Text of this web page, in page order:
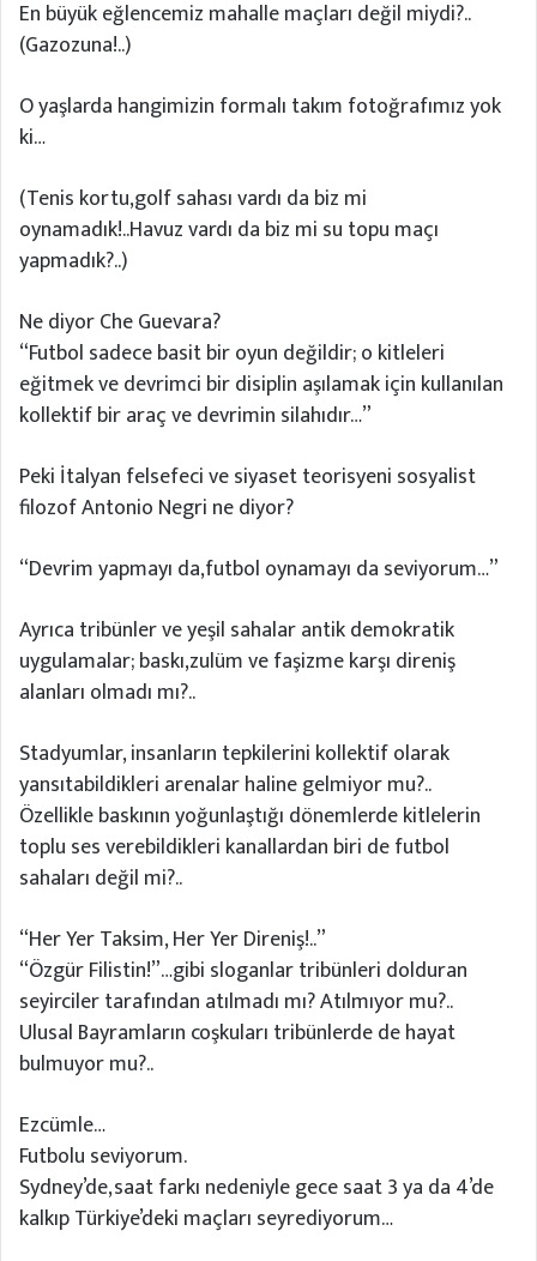
En büyük eğlencemiz mahalle maçları değil miydi?..
(Gazozuna!..)
O yaşlarda hangimizin formalı takım fotoğrafımız yok
ki…
(Tenis kortu,golf sahası vardı da biz mi
oynamadık!..Havuz vardı da biz mi su topu maçı
yapmadık?..)
Ne diyor Che Guevara?
“Futbol sadece basit bir oyun değildir; o kitleleri
eğitmek ve devrimci bir disiplin aşılamak için kullanılan
kollektif bir araç ve devrimin silahıdır…”
Peki İtalyan felsefeci ve siyaset teorisyeni sosyalist
filozof Antonio Negri ne diyor?
“Devrim yapmayı da,futbol oynamayı da seviyorum…”
Ayrıca tribünler ve yeşil sahalar antik demokratik
uygulamalar; baskı,zulüm ve faşizme karşı direniş
alanları olmadı mı?..
Stadyumlar, insanların tepkilerini kollektif olarak
yansıtabildikleri arenalar haline gelmiyor mu?..
Özellikle baskının yoğunlaştığı dönemlerde kitlelerin
toplu ses verebildikleri kanallardan biri de futbol
sahaları değil mi?..
“Her Yer Taksim, Her Yer Direniş!..”
“Özgür Filistin!”…gibi sloganlar tribünleri dolduran
seyirciler tarafından atılmadı mı? Atılmıyor mu?..
Ulusal Bayramların coşkuları tribünlerde de hayat
bulmuyor mu?..
Ezcümle…
Futbolu seviyorum.
Sydney’de,saat farkı nedeniyle gece saat 3 ya da 4’de
kalkıp Türkiye’deki maçları seyrediyorum…